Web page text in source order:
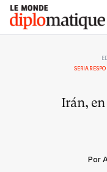
Skip
content
Le monde diplomatique
SERIA
Irán,
Por